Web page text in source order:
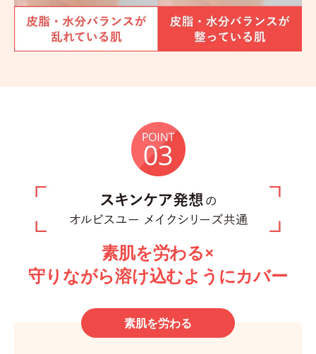
素肌を労わる×
守りながら溶け込むようにカバー
素肌を労わる